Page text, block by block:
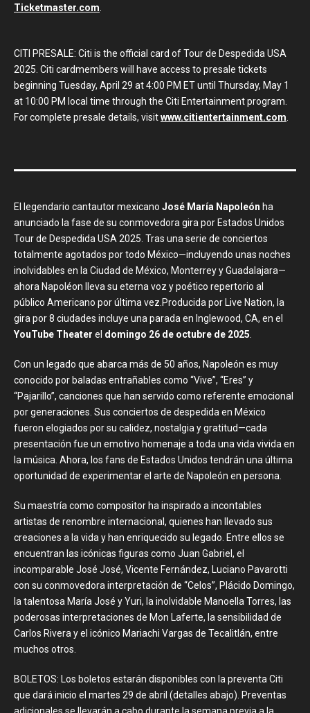
Ticketmaster.com
CITI PRESALE: Citi is the official card of Tour de Despedida USA
2025. Citi cardmembers will have access to presale tickets
beginning Tuesday, April 29 at 4:00 PM ET until Thursday, May 1
at 10:00 PM local time through the Citi Entertainment program.
For complete presale details, visitwww.citientertainment.com
El legendario cantautor mexicano José María Napoleón ha
anunciado la fase de su conmovedora gira por Estados Unidos
Tour de Despedida USA 2025. Tras una serie de conciertos
totalmente agotados por todo México—incluyendo unas noches
inolvidables en la Ciudad de México, Monterrey y Guadalajara—
ahora Napoléon lleva su eterna voz y poético repertorio al
público Americano por última vez.Producida por Live Nation, la
gira por 8 ciudades incluye una parada en Inglewood, CA, en el
YouTube Theater el domingo 26 de octubre de 2025
Con un legado que abarca más de 50 años, Napoleón es muy
conocido por baladas entrañables como “Vive”, “Eres” y
“Pajarillo”, canciones que han servido como referente emocional
por generaciones. Sus conciertos de despedida en México
fueron elogiados por su calidez, nostalgia y gratitud—cada
presentación fue un emotivo homenaje a toda una vida vivida en
la música. Ahora, los fans de Estados Unidos tendrán una última
oportunidad de experimentar el arte de Napoleón en persona.
Su maestría como compositor ha inspirado a incontables
artistas de renombre internacional, quienes han llevado sus
creaciones a la vida y han enriquecido su legado. Entre ellos se
encuentran las icónicas figuras como Juan Gabriel, el
incomparable José José, Vicente Fernández, Luciano Pavarotti
con su conmovedora interpretación de “Celos”, Plácido Domingo,
la talentosa María José y Yuri, la inolvidable Manoella Torres, las
poderosas interpretaciones de Mon Laferte, la sensibilidad de
Carlos Rivera y el icónico Mariachi Vargas de Tecalitlán, entre
muchos otros.
BOLETOS: Los boletos estarán disponibles con la preventa Citi
que dará inicio el martes 29 de abril (detalles abajo). Preventas